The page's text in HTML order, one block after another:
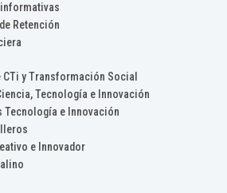
informativas
Retención
y Transformación Social
Tecnología e Innovación
Tecnología e Innovación
e Innovador